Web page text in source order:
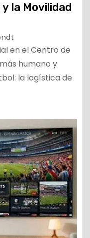
la Movilidad
en el Centro de
humano y
la logística de